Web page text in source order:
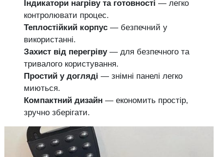
Індикатори нагріву та готовності — легко
контролювати процес.
Теплостійкий корпус — безпечний у
використанні.
Захист від перегріву— для безпечного та
тривалого користування.
Простий у догляді — знімні панелі легко
миються.
Компактний дизайн — економить простір,
зручно зберігати.